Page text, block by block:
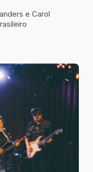
e Carol